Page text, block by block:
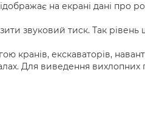
на екрані дані про
звуковий тиск. Так рівень
кранів, екскаваторів,
Для виведення вихлопних